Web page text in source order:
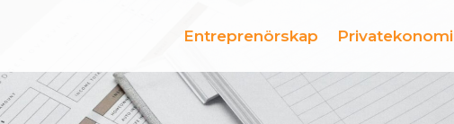
Entreprenörskap Privatekonomi